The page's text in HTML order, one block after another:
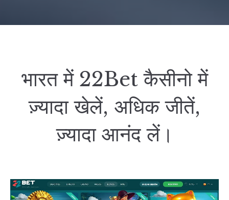
भारत में 22Bet कैसीनो में
ज़्यादा खेलें, अधिक जीतें,
ज़्यादा आनंद लें।